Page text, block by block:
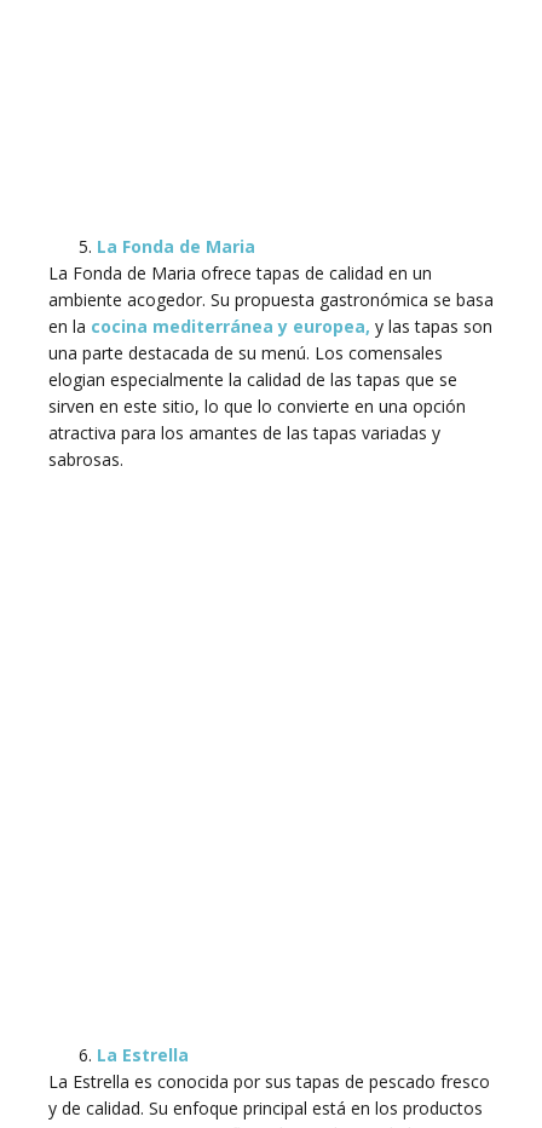
La Fonda de Maria
La Fonda de Maria ofrece tapas de calidad en un
ambiente acogedor. Su propuesta gastronómica se basa
en la cocina mediterránea y europea, y las tapas son
una parte destacada de su menú. Los comensales
elogian especialmente la calidad de las tapas que se
sirven en este sitio, lo que lo convierte en una opción
atractiva para los amantes de las tapas variadas y
sabrosas.
La Estrella
La Estrella es conocida por sus tapas de pescado fresco
y de calidad. Su enfoque principal está en los productos